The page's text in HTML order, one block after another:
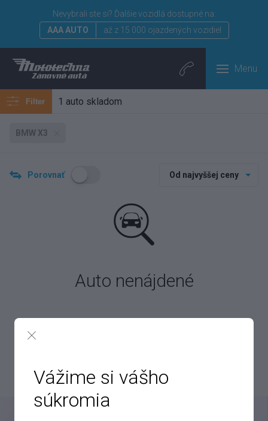
Nevybrali ste si? Ďalšie vozidlá dostupné na:
AAA AUTO
až z 15 000 ojazdených vozidiel
Menu
Filter 1 auto skladom
BMW X3
Porovnať Od najvyššej ceny
Auto nenájdené
takže určite nájdeme aj auto pre vás!
Vážime si vášho
súkromia